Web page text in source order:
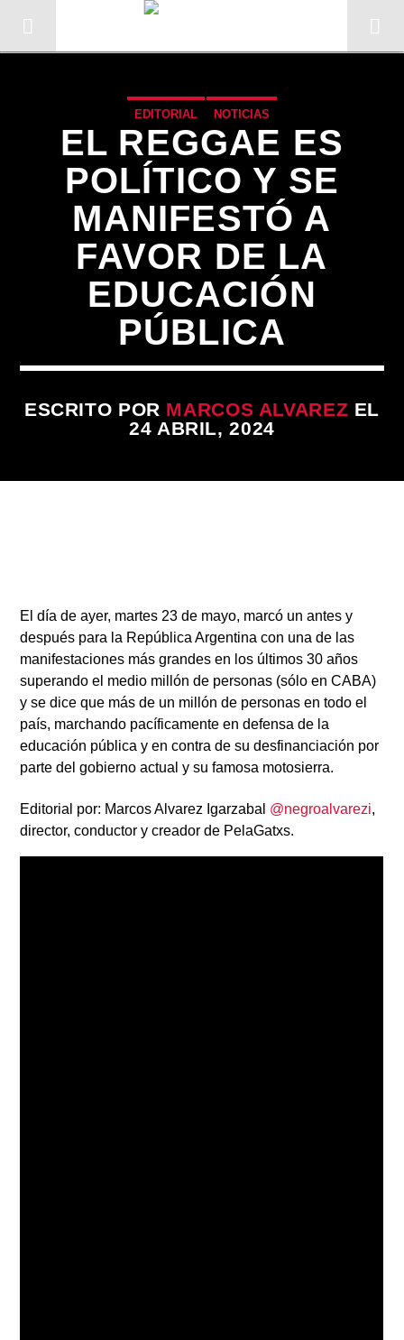
CANCIÓN ACTUAL
TÍTULO
EDITORIAL NOTICIAS
EL REGGAE ES
POLÍTICO Y SE
MANIFESTÓ A
FAVOR DE LA
EDUCACIÓN
PÚBLICA
ESCRITO POR MARCOS ALVAREZ EL
24 ABRIL, 2024
El día de ayer, martes 23 de mayo, marcó un antes y
después para la República Argentina con una de las
manifestaciones más grandes en los últimos 30 años
superando el medio millón de personas (sólo en CABA)
y se dice que más de un millón de personas en todo el
país, marchando pacíficamente en defensa de la
educación pública y en contra de su desfinanciación por
parte del gobierno actual y su famosa motosierra.
Editorial por: Marcos Alvarez Igarzabal @negroalvarezi,
director, conductor y creador de PelaGatxs.